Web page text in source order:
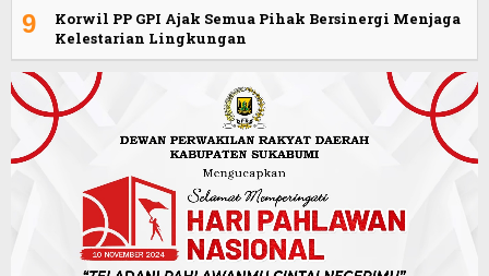
9
Korwil PP GPI Ajak Semua Pihak Bersinergi Menjaga
Kelestarian Lingkungan